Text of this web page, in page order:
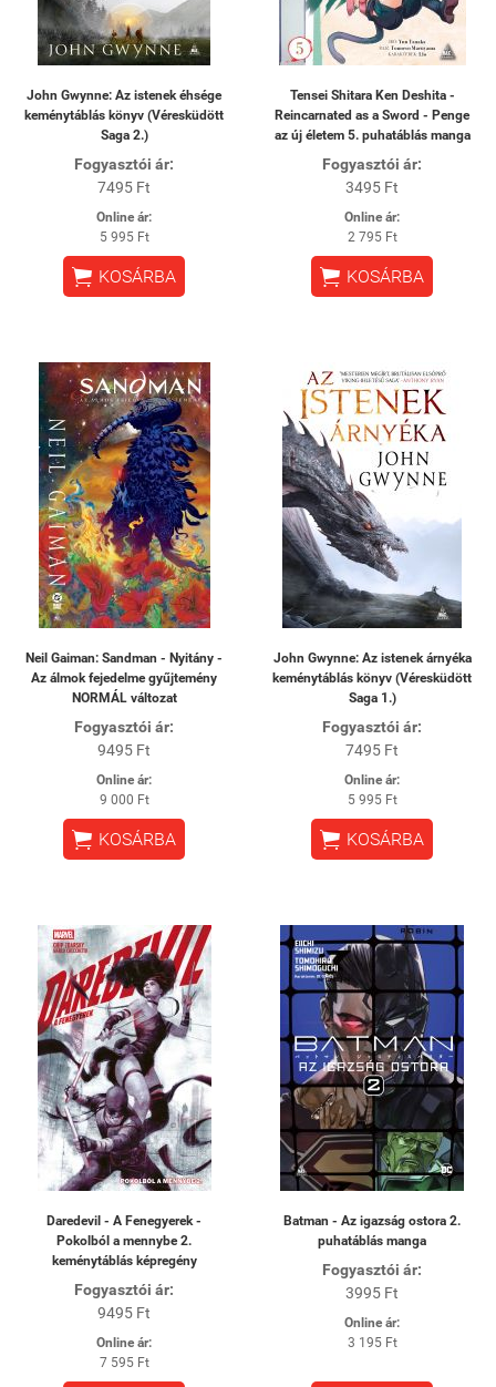
John Gwynne: Az istenek éhsége
keménytáblás könyv (Véresküdött
Saga 2.)
Fogyasztói ár:
7495 Ft
Online ár:
5 995 Ft
 KOSÁRBA
Tensei Shitara Ken Deshita -
Reincarnated as a Sword - Penge
az új életem 5. puhatáblás manga
Fogyasztói ár:
3495 Ft
Online ár:
2 795 Ft
 KOSÁRBA
Neil Gaiman: Sandman - Nyitány -
Az álmok fejedelme gyűjtemény
NORMÁL változat
Fogyasztói ár:
9495 Ft
Online ár:
9 000 Ft
 KOSÁRBA
John Gwynne: Az istenek árnyéka
keménytáblás könyv (Véresküdött
Saga 1.)
Fogyasztói ár:
7495 Ft
Online ár:
5 995 Ft
 KOSÁRBA
Daredevil - A Fenegyerek -
Pokolból a mennybe 2.
keménytáblás képregény
Fogyasztói ár:
9495 Ft
Online ár:
7 595 Ft
Batman - Az igazság ostora 2.
puhatáblás manga
Fogyasztói ár:
3995 Ft
Online ár:
3 195 Ft